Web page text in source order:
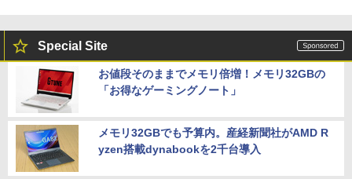
Special Site
お値段そのままでメモリ倍増！メモリ32GBの
「お得なゲーミングノート」
メモリ32GBでも予算内。産経新聞社がAMD R
yzen搭載dynabookを2千台導入